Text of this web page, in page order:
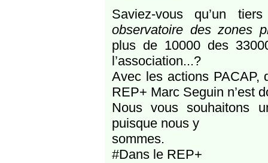
Saviez-vous qu’un
observatoire des zones
plus de 10000 des
l’association...?
Avec les actions PACAP,
REP+ Marc Seguin n’est
Nous vous souhaitons
puisque nous y
sommes.
#Dans le REP+